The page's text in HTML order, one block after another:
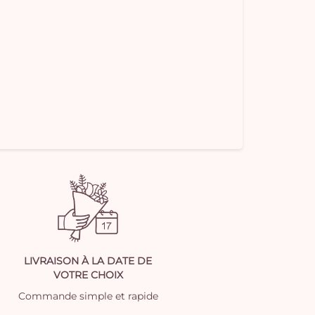
LIVRAISON À LA DATE DE
VOTRE CHOIX
Commande simple et rapide